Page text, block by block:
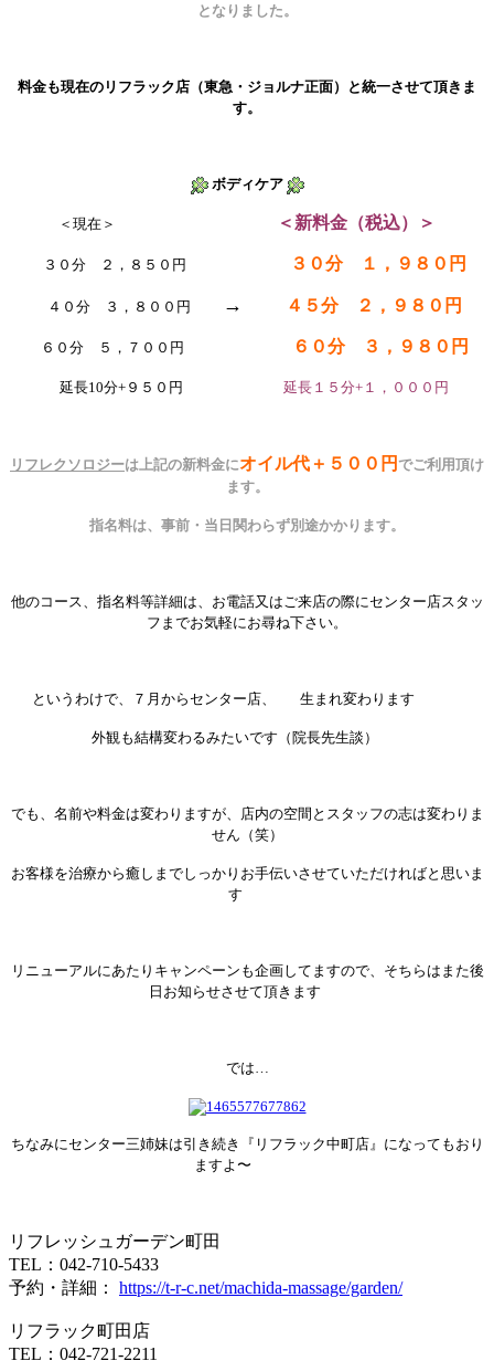
となりました。
料金も現在のリフラック店（東急・ジョルナ正面）と統一させて頂きま
す。
ボディケア
＜現在＞ ＜新料金（税込）＞
３０分 ２，８５０円 ３０分 １，９８０円
４０分 ３，８００円 → ４５分 ２，９８０円
６０分 ５，７００円 ６０分 ３，９８０円
延長10分+９５０円 延長１５分+１，０００円
リフレクソロジーは上記の新料金にオイル代＋５００円 でご利用頂け
ます。
指名料は、事前・当日関わらず別途かかります。
他のコース、指名料等詳細は、お電話又はご来店の際にセンター店スタッ
フまでお気軽にお尋ね下さい。
というわけで、７月からセンター店、 生まれ変わります
外観も結構変わるみたいです（院長先生談）
でも、名前や料金は変わりますが、店内の空間とスタッフの志は変わりま
せん（笑）
お客様を治療から癒しまでしっかりお手伝いさせていただければと思いま
す
リニューアルにあたりキャンペーンも企画してますので、そちらはまた後
日お知らせさせて頂きます
では…
ちなみにセンター三姉妹は引き続き『リフラック中町店』になってもおり
ますよ〜
リフレッシュガーデン町田
TEL：042-710-5433
予約・詳細： https://t-r-c.net/machida-massage/garden/
リフラック町田店
TEL：042-721-2211